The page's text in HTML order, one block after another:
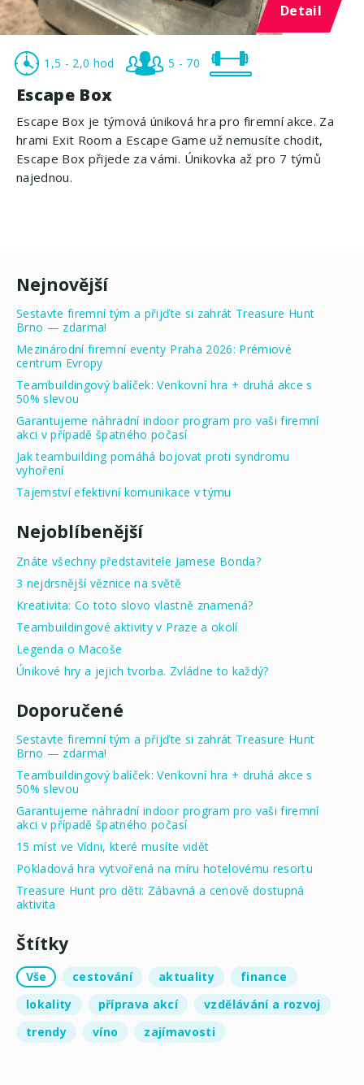
Detail
1,5 - 2,0 hod 5 - 70
Escape Box
Escape Box je týmová úniková hra pro firemní akce. Za
hrami Exit Room a Escape Game už nemusíte chodit,
Escape Box přijede za vámi. Únikovka až pro 7 týmů
najednou.
Nejnovější
Sestavte firemní tým a přijďte si zahrát Treasure Hunt
Brno — zdarma!
Mezinárodní firemní eventy Praha 2026: Prémiové
centrum Evropy
Teambuildingový balíček: Venkovní hra + druhá akce s
50% slevou
Garantujeme náhradní indoor program pro vaši firemní
akci v případě špatného počasí
Jak teambuilding pomáhá bojovat proti syndromu
vyhoření
Tajemství efektivní komunikace v týmu
Nejoblíbenější
Znáte všechny představitele Jamese Bonda?
3 nejdrsnější věznice na světě
Kreativita: Co toto slovo vlastně znamená?
Teambuildingové aktivity v Praze a okolí
Legenda o Macoše
Únikové hry a jejich tvorba. Zvládne to každý?
Doporučené
Sestavte firemní tým a přijďte si zahrát Treasure Hunt
Brno — zdarma!
Teambuildingový balíček: Venkovní hra + druhá akce s
50% slevou
Garantujeme náhradní indoor program pro vaši firemní
akci v případě špatného počasí
15 míst ve Vídni, které musíte vidět
Pokladová hra vytvořená na míru hotelovému resortu
Treasure Hunt pro děti: Zábavná a cenově dostupná
aktivita
Štítky
Vše cestování aktuality
finance
lokality
příprava akcí
vzdělávání a rozvoj
trendy
víno zajímavosti